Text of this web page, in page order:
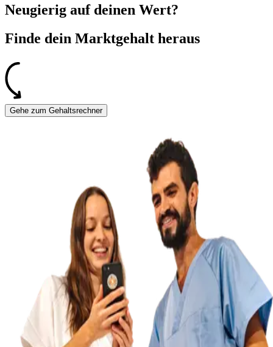
Neugierig auf deinen Wert?
Finde dein Marktgehalt heraus
Gehe zum Gehaltsrechner